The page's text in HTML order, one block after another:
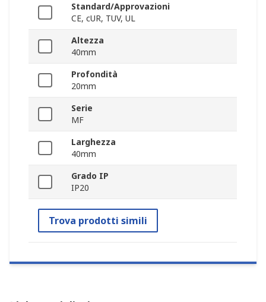
Standard/Approvazioni
CE, cUR, TUV, UL
Altezza
40mm
Profondità
20mm
Serie
MF
Larghezza
40mm
Grado IP
IP20
Trova prodotti simili